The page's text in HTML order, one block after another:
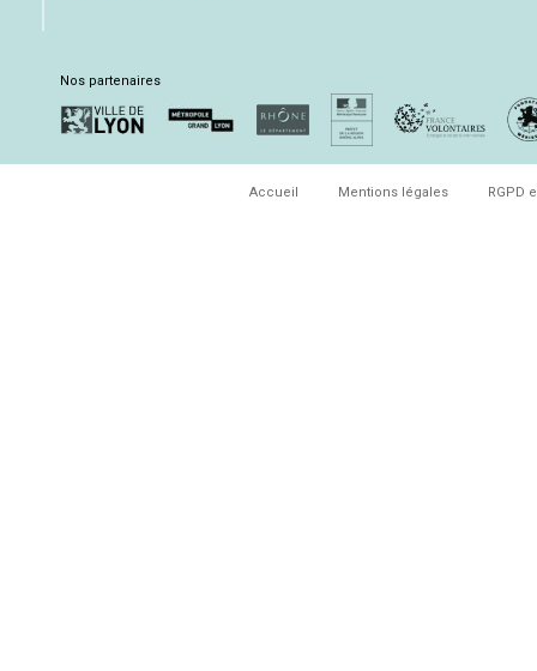
Nos partenaires
Accueil Mentions légales RGPD